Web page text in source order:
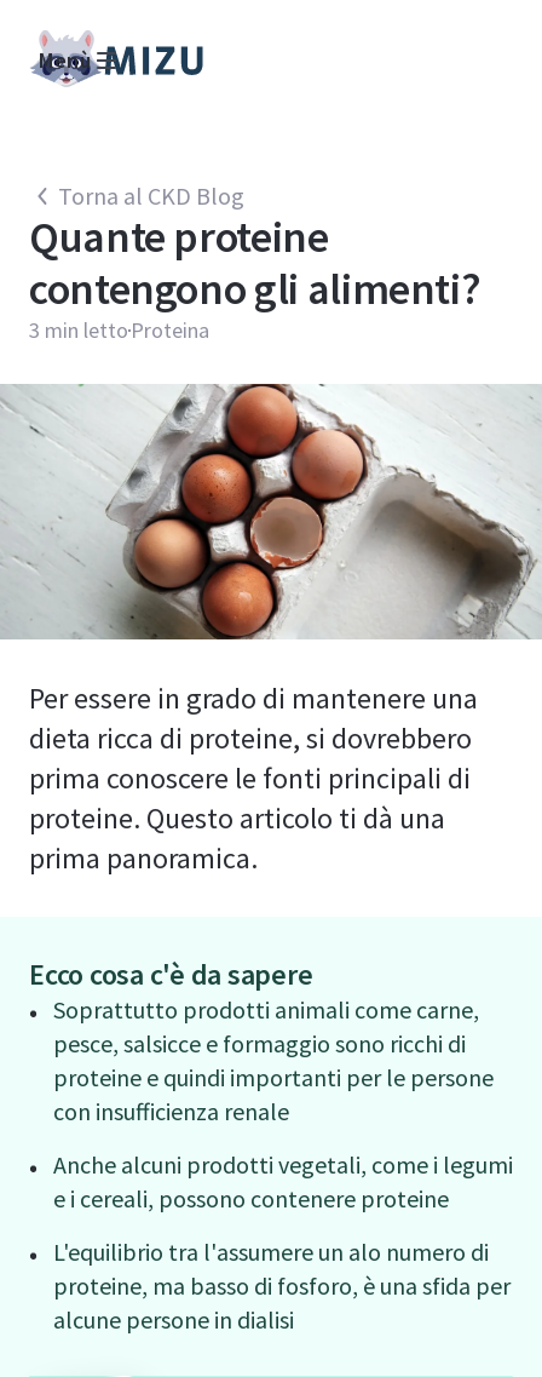
Menù
Torna al CKD Blog
Quante proteine
contengono gli alimenti?
3 min letto Proteina
Per essere in grado di mantenere una
dieta ricca di proteine, si dovrebbero
prima conoscere le fonti principali di
proteine. Questo articolo ti dà una
prima panoramica.
Ecco cosa c'è da sapere
Soprattutto prodotti animali come carne,
pesce, salsicce e formaggio sono ricchi di
proteine e quindi importanti per le persone
con insufficienza renale
Anche alcuni prodotti vegetali, come i legumi
e i cereali, possono contenere proteine
L'equilibrio tra l'assumere un alo numero di
proteine, ma basso di fosforo, è una sfida per
alcune persone in dialisi